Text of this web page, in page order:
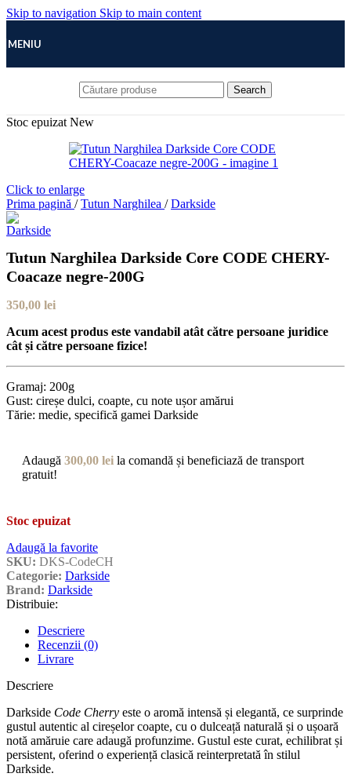
Skip to navigation Skip to main content
MENIU
Search
Stoc epuizat New
Click to enlarge
Prima pagină / Tutun Narghilea / Darkside
Tutun Narghilea Darkside Core CODE CHERY-
Coacaze negre-200G
350,00 lei
Acum acest produs este vandabil atât către persoane juridice
cât și către persoane fizice!
Gramaj: 200g
Gust: cireșe dulci, coapte, cu note ușor amărui
Tărie: medie, specifică gamei Darkside
Adaugă 300,00 lei la comandă și beneficiază de transport
gratuit!
Stoc epuizat
Adaugă la favorite
SKU: DKS-CodeCH
Categorie: Darkside
Brand: Darkside
Distribuie:
Descriere
Recenzii (0)
Livrare
Descriere
Darkside Code Cherry este o aromă intensă și elegantă, ce surprinde
gustul autentic al cireșelor coapte, cu o dulceață naturală și o ușoară
notă amăruie care adaugă profunzime. Gustul este curat, echilibrat și
persistent, oferind o experiență clasică reinterpretată în stilul
Darkside.